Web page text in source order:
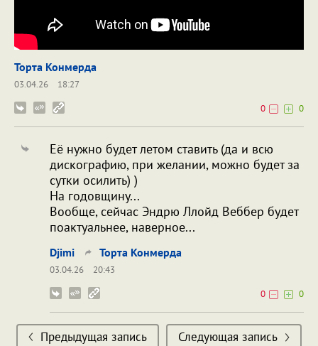
Торта Конмерда
03.04.26
18:27
0
0
Её нужно будет летом ставить (да и всю
дискографию, при желании, можно будет за
сутки осилить) )
На годовщину...
Вообще, сейчас Эндрю Ллойд Веббер будет
поактуальнее, наверное...
Djimi Торта Конмерда
03.04.26
20:43
0
0
Предыдущая запись Следующая запись